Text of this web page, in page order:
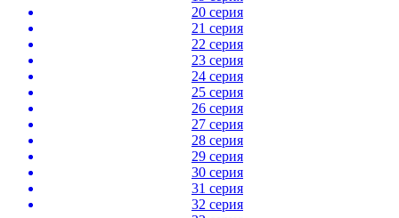
20 серия
21 серия
22 серия
23 серия
24 серия
25 серия
26 серия
27 серия
28 серия
29 серия
30 серия
31 серия
32 серия